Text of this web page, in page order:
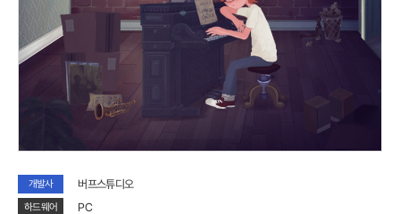
개발사 버프스튜디오
하드웨어 PC